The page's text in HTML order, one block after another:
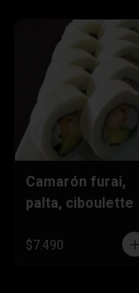
Camarón furai,
palta, ciboulette
$7.490